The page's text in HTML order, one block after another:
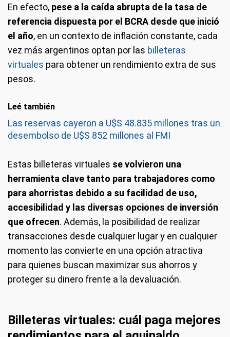
En efecto, pese a la caída abrupta de la tasa de
referencia dispuesta por el BCRA desde que inició
el año, en un contexto de inflación constante, cada
vez más argentinos optan por las billeteras
virtuales para obtener un rendimiento extra de sus
pesos.
Leé también
Las reservas cayeron a U$S 48.835 millones tras un
desembolso de U$S 852 millones al FMI
Estas billeteras virtuales se volvieron una
herramienta clave tanto para trabajadores como
para ahorristas debido a su facilidad de uso,
accesibilidad y las diversas opciones de inversión
que ofrecen. Además, la posibilidad de realizar
transacciones desde cualquier lugar y en cualquier
momento las convierte en una opción atractiva
para quienes buscan maximizar sus ahorros y
proteger su dinero frente a la devaluación.
Billeteras virtuales: cuál paga mejores